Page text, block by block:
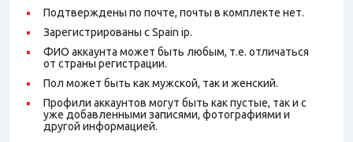
Подтверждены по почте, почты в комплекте нет.
Зарегистрированы с Spain ip.
ФИО аккаунта может быть любым, т.е. отличаться
от страны регистрации.
Пол может быть как мужской, так и женский.
Профили аккаунтов могут быть как пустые, так и с
уже добавленными записями, фотографиями и
другой информацией.